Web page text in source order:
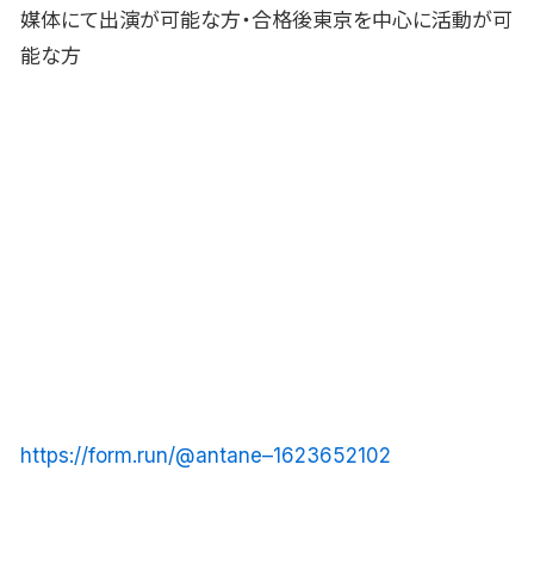
媒体にて出演が可能な方・合格後東京を中心に活動が可
能な方
https://form.run/@antane–1623652102